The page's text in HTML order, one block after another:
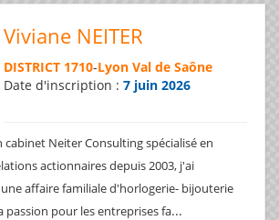
Viviane NEITER
DISTRICT 1710-Lyon Val de Saône
Date d'inscription : 7 juin 2026
cabinet Neiter Consulting spécialisé en
actionnaires depuis 2003, j'ai
affaire familiale d'horlogerie- bijouterie
passion pour les entreprises fa...